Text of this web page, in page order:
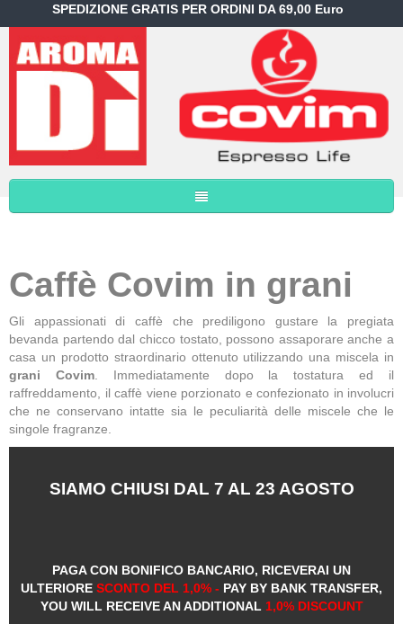
SPEDIZIONE GRATIS PER ORDINI DA 69,00 Euro
Caffè Covim in grani
Gli appassionati di caffè che prediligono gustare la pregiata
bevanda partendo dal chicco tostato, possono assaporare anche a
casa un prodotto straordinario ottenuto utilizzando una miscela in
grani Covim. Immediatamente dopo la tostatura ed il
raffreddamento, il caffè viene porzionato e confezionato in involucri
che ne conservano intatte sia le peculiarità delle miscele che le
singole fragranze.
SIAMO CHIUSI DAL 7 AL 23 AGOSTO
PAGA CON BONIFICO BANCARIO, RICEVERAI UN
ULTERIORE SCONTO DEL 1,0% - PAY BY BANK TRANSFER,
YOU WILL RECEIVE AN ADDITIONAL 1,0% DISCOUNT